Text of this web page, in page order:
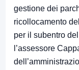
gestione dei
ricollocamento
per il subentro
l’assessore